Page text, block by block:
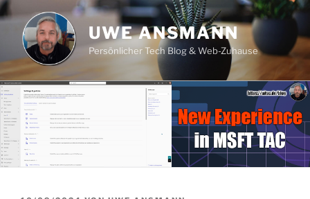
Zum
Inhalt
springen
UWE ANSMANN
Persönlicher Tech Blog & Web-Zuhause